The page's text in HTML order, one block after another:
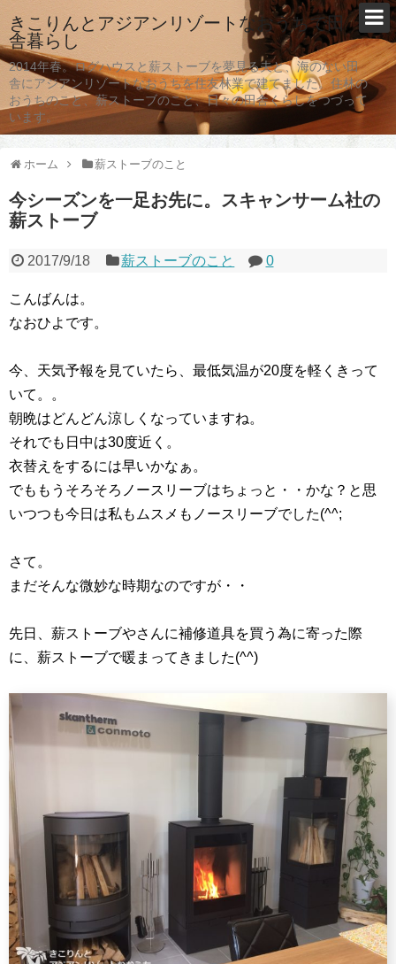
きこりんとアジアンリゾートなおうちで田
舎暮らし
2014年春。ログハウスと薪ストーブを夢見る夫と、海のない田
舎にアジアンリゾートなおうちを住友林業で建てました。住林の
おうちのこと、薪ストーブのこと、日々の田舎くらしをつづって
います。
ホーム 薪ストーブのこと
今シーズンを一足お先に。スキャンサーム社の
薪ストーブ
2017/9/18 薪ストーブのこと 0
こんばんは。
なおひよです。
今、天気予報を見ていたら、最低気温が20度を軽くきって
いて。。
朝晩はどんどん涼しくなっていますね。
それでも日中は30度近く。
衣替えをするには早いかなぁ。
でももうそろそろノースリーブはちょっと・・かな？と思
いつつも今日は私もムスメもノースリーブでした(^^;
さて。
まだそんな微妙な時期なのですが・・
先日、薪ストーブやさんに補修道具を買う為に寄った際
に、薪ストーブで暖まってきました(^^)